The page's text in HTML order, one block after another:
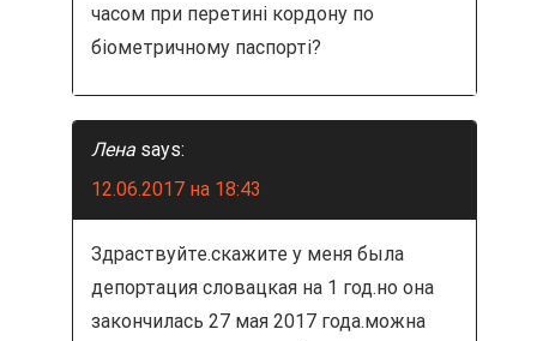
часом при перетині кордону по
біометричному паспорті?
Лена says:
12.06.2017 на 18:43
Здраствуйте.скажите у меня была
депортация словацкая на 1 год.но она
закончилась 27 мая 2017 года.можна